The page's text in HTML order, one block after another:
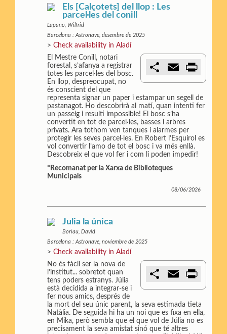
Els [Calçotets] del llop : Les
parcel·les del conill
Lupano, Wilfrid
Barcelona : Astronave, desembre de 2025
>Check availability in Aladí
a
r
t
i
r
m
l
t
El Mestre Conill, notari
forestal, s’afanya a registrar
totes les parcel·les del bosc.
En llop, despreocupat, no
és conscient del que
representa signar un paper i estampar un segell de
pastanagot. Ho descobrirà al matí, quan intenti fer
un passeig i resulti impossible! El bosc s’ha
convertit en tot de parcel·les, basses i arbres
privats. Ara tothom ven tanques i alarmes per
protegir les seves parcel·les. En Robert l’Esquirol es
vol convertir l’amo de tot el bosc i va més enllà.
Descobreix el que vol fer i com li poden impedir!
*Recomanat per la Xarxa de Biblioteques
Municipals
08/06/2026
Julia la única
Boriau, David
Barcelona : Astronave, noviembre de 2025
>Check availability in Aladí
a
r
t
i
m
l
t
No és fàcil ser la nova de
l’institut... sobretot quan
tens poders estranys. Júlia
està decidida a integrar-se i
fer nous amics, després de
la mort del seu únic parent, la seva estimada tieta
Natàlia. De seguida hi ha un noi que es fixa en ella,
en Mika, però sembla que el que vol de Júlia no es
precisament la seva amistat sinó que té altres